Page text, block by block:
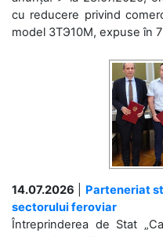
cu reducere privind
model 3ТЭ10М, expuse în
14.07.2026
Parteneriat
sectorului feroviar
Întreprinderea de Stat